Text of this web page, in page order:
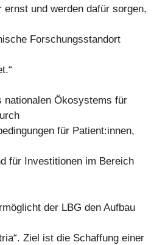
ernst und werden dafür sorgen,
Forschungsstandort
nationalen Ökosystems für
für Patient:innen,
für Investitionen im Bereich
der LBG den Aufbau
Ziel ist die Schaffung einer